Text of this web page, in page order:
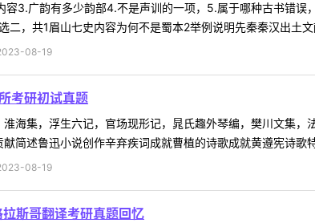
容3.广韵有多少韵部4.不是声训的一项，5.属于哪种古书错
二，共1眉山七史内容为何不是蜀本2举例说明先秦秦汉出土
08-19
考研初试真题
海集，浮生六记，官场现形记，晁氏趣外琴编，樊川文集
简述鲁迅小说创作辛弃疾词成就曹植的诗歌成就黄遵宪诗
08-19
斯哥翻译考研真题回忆